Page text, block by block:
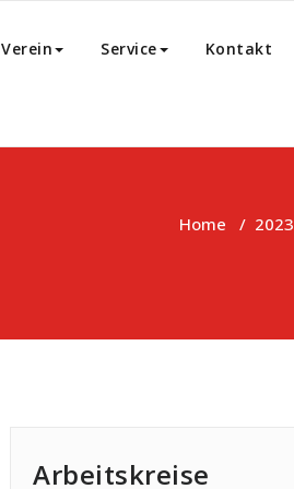
Verein Service Kontakt
Home / 2023
Arbeitskreise